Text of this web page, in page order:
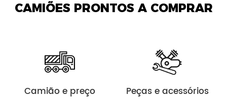
CAMIÕES PRONTOS A COMPRAR
Camião e preço Peças e acessórios